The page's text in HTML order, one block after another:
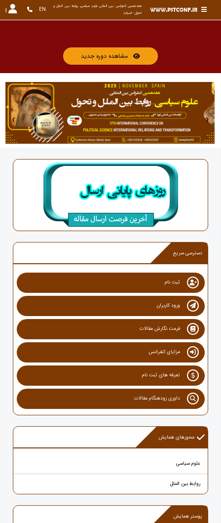
تحول - اسپانیا
EN
مشاهده دوره جدید
‹ ›
دسترسی سریع
ثبت نام
ورود کاربران
فرمت نگارش مقالات
مزایای کنفرانس
تعرفه های ثبت نام
داوری زودهنگام مقالات
محورهای همایش
علوم سیاسی
روابط بین الملل
پوستر همایش